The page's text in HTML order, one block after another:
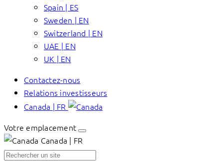
Spain | ES
Sweden | EN
Switzerland | EN
UAE | EN
UK | EN
Contactez-nous
Relations investisseurs
Canada | FR
Votre emplacement
Canada | FR